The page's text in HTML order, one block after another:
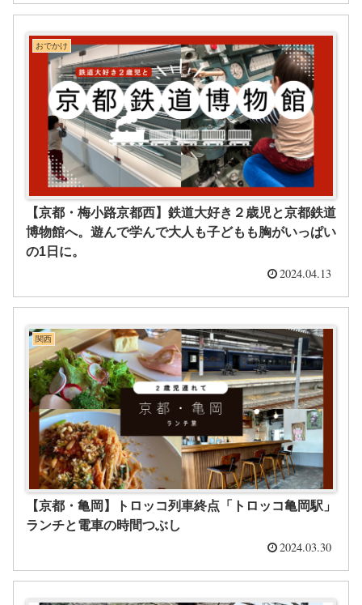
おでかけ
【京都・梅小路京都西】鉄道大好き２歳児と京都鉄道
博物館へ。遊んで学んで大人も子どもも胸がいっぱい
の1日に。
2024.04.13
関西
【京都・亀岡】トロッコ列車終点「トロッコ亀岡駅」
ランチと電車の時間つぶし
2024.03.30